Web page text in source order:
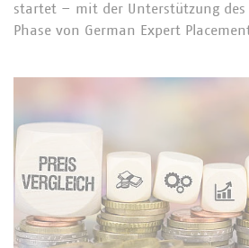
startet – mit der Unterstützung des
Phase von German Expert